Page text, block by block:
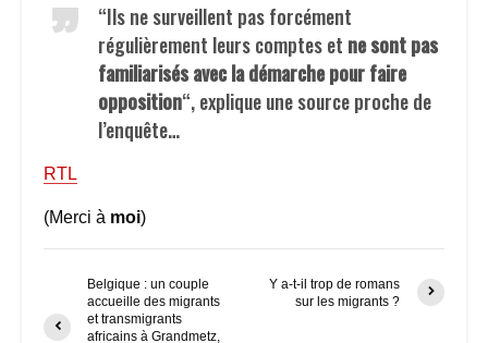
“Ils ne surveillent pas forcément
régulièrement leurs comptes et ne sont pas
familiarisés avec la démarche pour faire
opposition“, explique une source proche de
l’enquête…
RTL
(Merci à moi)
Belgique : un couple
accueille des migrants
et transmigrants
africains à Grandmetz,
Y a-t-il trop de romans
sur les migrants ?